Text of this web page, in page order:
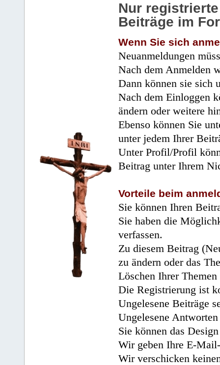
Nur
Beiträge im
Wenn Sie sich
Neuanmeldungen
Nach dem Anmelden
Dann können sie sich
Nach dem Einloggen
ändern oder weitere
Ebenso können Sie
unter jedem Ihrer
Unter Profil/Profil
Beitrag unter Ihrem
Vorteile beim
Sie können Ihren
Sie haben die
verfassen.
Zu diesem Beitrag
zu ändern oder das
Löschen Ihrer
Die Registrierung ist
Ungelesene Beiträge
Ungelesene
Sie können das
Wir geben Ihre E-
Wir verschicken